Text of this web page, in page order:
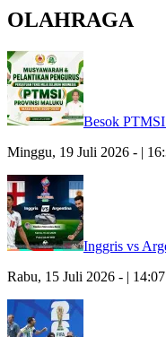
OLAHRAGA
Besok
Minggu, 19 Juli 2026 - |
Inggris vs
Rabu, 15 Juli 2026 - |